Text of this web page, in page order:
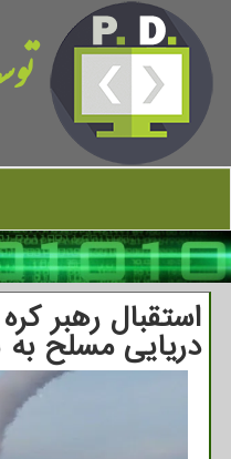
استقبال رهبر
دریایی مسلح